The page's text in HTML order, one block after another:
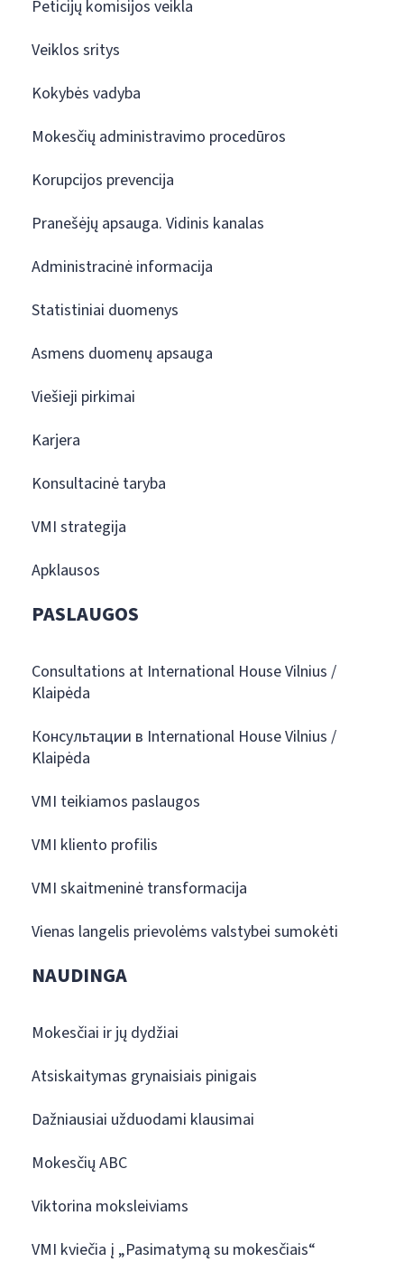
Peticijų komisijos veikla
Veiklos sritys
Kokybės vadyba
Mokesčių administravimo procedūros
Korupcijos prevencija
Pranešėjų apsauga. Vidinis kanalas
Administracinė informacija
Statistiniai duomenys
Asmens duomenų apsauga
Viešieji pirkimai
Karjera
Konsultacinė taryba
VMI strategija
Apklausos
PASLAUGOS
Consultations at International House Vilnius /
Klaipėda
Консультации в International House Vilnius /
Klaipėda
VMI teikiamos paslaugos
VMI kliento profilis
VMI skaitmeninė transformacija
Vienas langelis prievolėms valstybei sumokėti
NAUDINGA
Mokesčiai ir jų dydžiai
Atsiskaitymas grynaisiais pinigais
Dažniausiai užduodami klausimai
Mokesčių ABC
Viktorina moksleiviams
VMI kviečia į „Pasimatymą su mokesčiais“